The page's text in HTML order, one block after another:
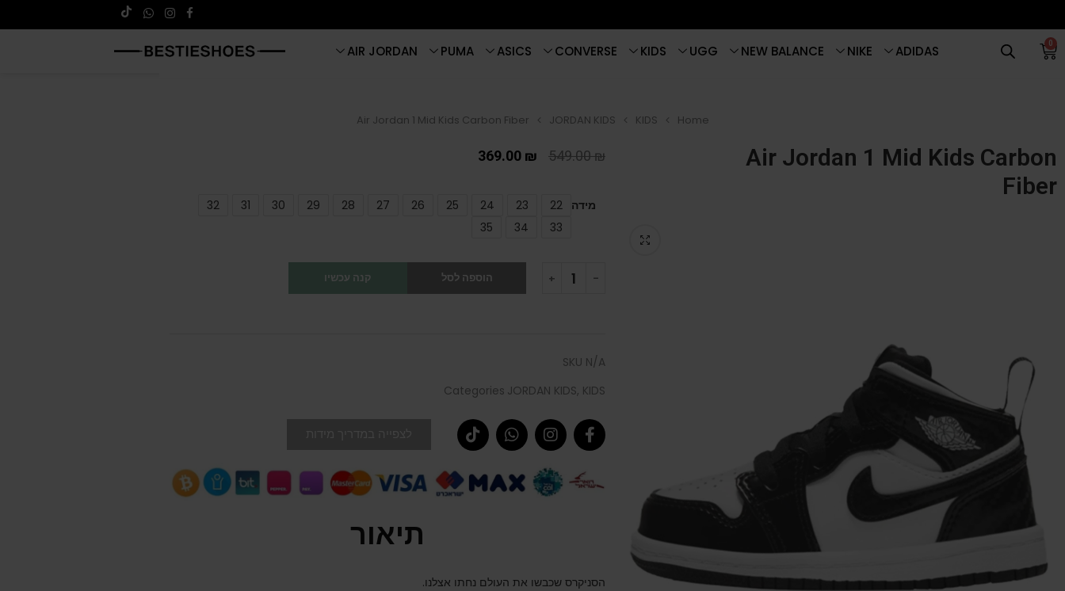
0
ADIDAS
NIKE
NEW BALANCE
UGG
KIDS
CONVERSE
ASICS
PUMA
AIR JORDAN
Home
KIDS
JORDAN KIDS
Air Jordan 1 Mid Kids Carbon Fiber
Air Jordan 1 Mid Kids Carbon
Fiber
549.00₪
369.00 ₪
מידה 22
23
24
25
26
27
28
29
30
31
32
33
34
35
הוספה לסל קנה עכשיו
SKU N/A
Categories JORDAN KIDS, KIDS
תיאור
הסניקרס שכבשו את העולם נחתו אצלנו.